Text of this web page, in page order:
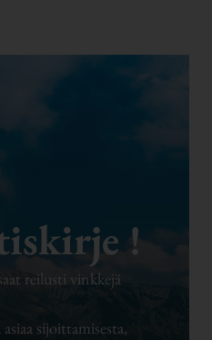
!
reilusti vinkkejä
sijoittamisesta,